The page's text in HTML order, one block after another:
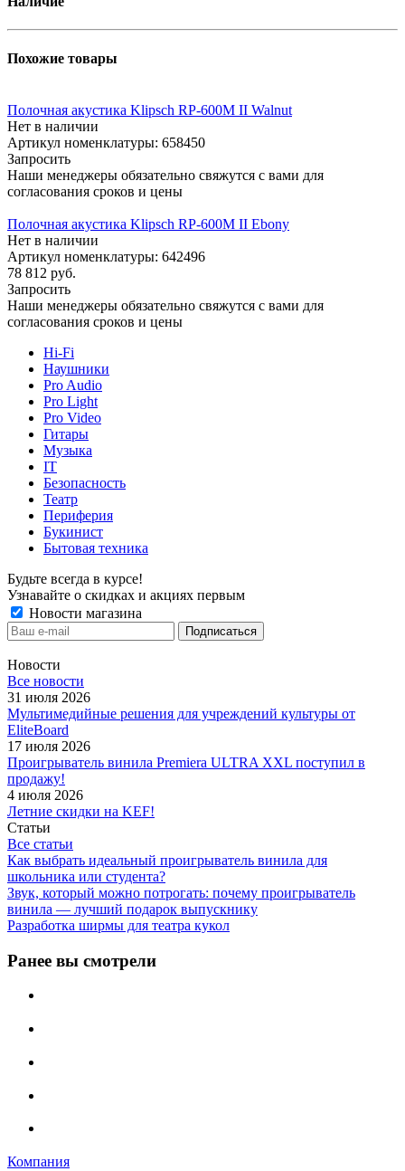
Похожие товары
Полочная акустика Klipsch RP-600M II Walnut
Нет в наличии
Артикул номенклатуры: 658450
Запросить
Наши менеджеры обязательно свяжутся с вами для
согласования сроков и цены
Полочная акустика Klipsch RP-600M II Ebony
Нет в наличии
Артикул номенклатуры: 642496
78 812 руб.
Запросить
Наши менеджеры обязательно свяжутся с вами для
согласования сроков и цены
Hi-Fi
Наушники
Pro Audio
Pro Light
Pro Video
Гитары
Музыка
IT
Безопасность
Театр
Периферия
Букинист
Бытовая техника
Будьте всегда в курсе!
Узнавайте о скидках и акциях первым
Новости магазина
Новости
Все новости
31 июля 2026
Мультимедийные решения для учреждений культуры от
EliteBoard
17 июля 2026
Проигрыватель винила Premiera ULTRA XXL поступил в
продажу!
4 июля 2026
Летние скидки на KEF!
Статьи
Все статьи
Как выбрать идеальный проигрыватель винила для
школьника или студента?
Звук, который можно потрогать: почему проигрыватель
винила — лучший подарок выпускнику
Разработка ширмы для театра кукол
Ранее вы смотрели
Компания